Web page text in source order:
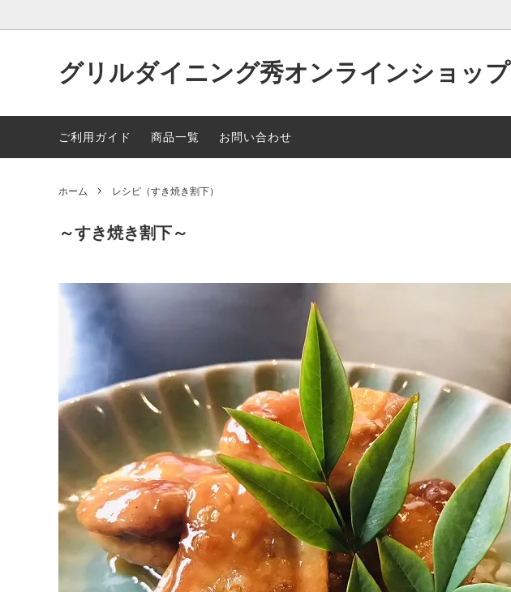
グリルダイニング秀オンラインショップ
ご利用ガイド
商品一覧 お問い合わせ
ホーム レシピ（すき焼き割下）
～すき焼き割下～